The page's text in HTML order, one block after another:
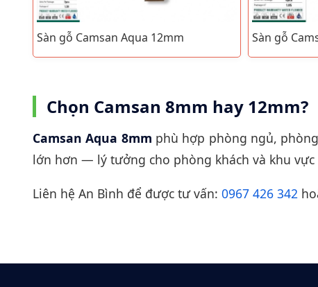
Sàn gỗ Camsan Aqua 12mm Sàn gỗ
Chọn Camsan 8mm hay 12mm?
Camsan Aqua 8mm phù hợp phòng ngủ,
lớn hơn — lý tưởng cho phòng khách và khu
Liên hệ An Bình để được tư vấn: 0967 426 342